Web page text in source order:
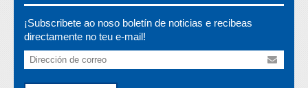
¡Subscribete ao noso boletín de noticias e recibeas
directamente no teu e-mail!